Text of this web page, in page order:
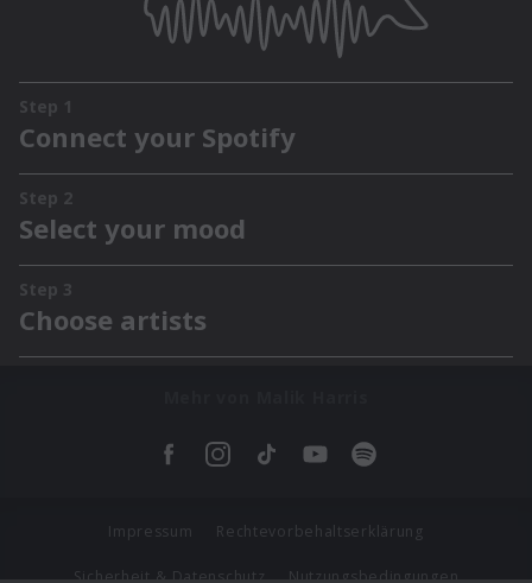
Impressum Rechtevorbehaltserklärung
Sicherheit & Datenschutz Nutzungsbedingungen